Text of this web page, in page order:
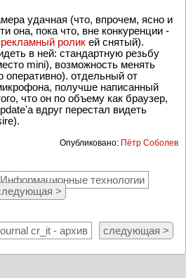
удачная (что, впрочем, ясно и
она, пока что, вне конкуренции -
рекламный роликей снятый).
в ней: стандартную резьбу
mini), возможность менять
оперативно). отдельный от
получше написанный
что он по объему как браузер,
вдруг перестал видеть
Информационные технологии